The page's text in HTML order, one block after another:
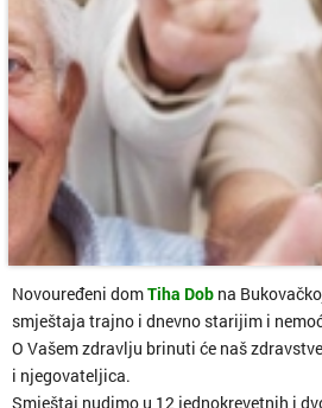
Novouređeni domTiha Dob na
smještaja trajno i dnevno starijim i
O Vašem zdravlju brinuti će naš
i njegovateljica.
Smještaj nudimo u 12 jednokrevetnih i